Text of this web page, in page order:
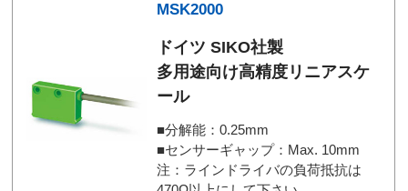
MSK2000
ドイツ SIKO社製
多用途向け高精度リニアスケ
ール
■分解能：0.25mm
■センサーギャップ：Max. 10mm
注：ラインドライバの負荷抵抗は